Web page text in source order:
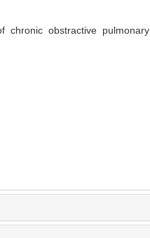
obstractive pulmonary